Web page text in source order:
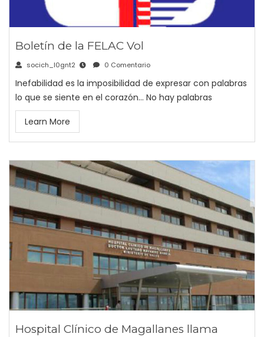
Boletín de la FELAC Vol
socich_l0gnt2 0 Comentario
Inefabilidad es la imposibilidad de expresar con palabras
lo que se siente en el corazón... No hay palabras
Learn More
Hospital Clínico de Magallanes llama